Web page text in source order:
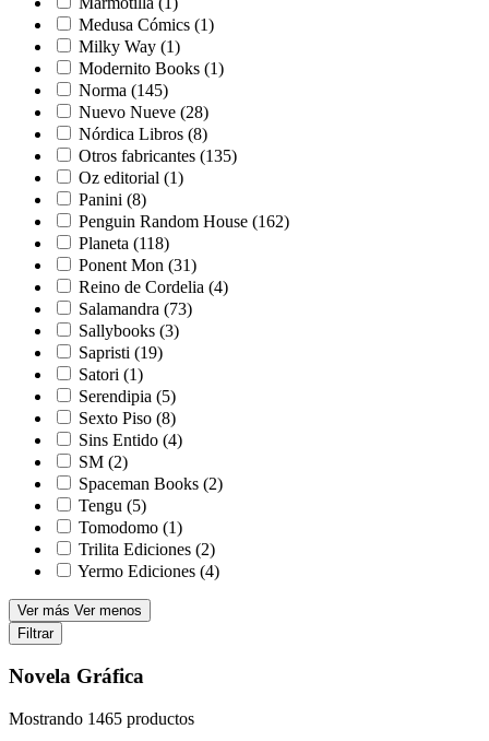
Medusa Cómics (1)
Milky Way (1)
Modernito Books (1)
Norma (145)
Nuevo Nueve (28)
Nórdica Libros (8)
Otros fabricantes (135)
Oz editorial (1)
Panini (8)
Penguin Random House (162)
Planeta (118)
Ponent Mon (31)
Reino de Cordelia (4)
Salamandra (73)
Sallybooks (3)
Sapristi (19)
Satori (1)
Serendipia (5)
Sexto Piso (8)
Sins Entido (4)
SM (2)
Spaceman Books (2)
Tengu (5)
Tomodomo (1)
Trilita Ediciones (2)
Yermo Ediciones (4)
Ver más Ver menos
Filtrar
Novela Gráfica
Mostrando 1465 productos